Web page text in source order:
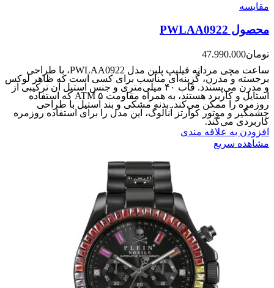
مقایسه
محصول PWLAA0922
تومان47.990.000
ساعت مچی مردانه فیلیپ پلین مدل PWLAA0922، با طراحی
برجسته و مدرن، گزینه‌ای مناسب برای کسی است که ظاهر لوکس
و مدرن می‌پسندد. قاب ۴۰ میلی‌متری و جنس استیل آن ترکیبی از
استایل و کاربرد هستند، به همراه مقاومت ۵ ATM که استفاده
روزمره را ممکن می‌کند. بدنه مشکی و بند استیل با طراحی
چشمگیر و موتور کوارتز آنالوگ، این مدل را برای استفاده روزمره
کاربردی می‌کند.
افزودن به علاقه مندی
مشاهده سریع